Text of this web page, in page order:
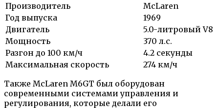
Производитель
McLaren
Год выпуска
1969
Двигатель
5.0-литровый V8
Мощность
370 л.с.
Разгон до 100 км/ч
4.2 секунды
Максимальная скорость
274 км/ч
Также McLaren M6GT был оборудован
современными системами управления и
регулирования, которые делали его